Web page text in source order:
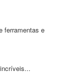
ferramentas e